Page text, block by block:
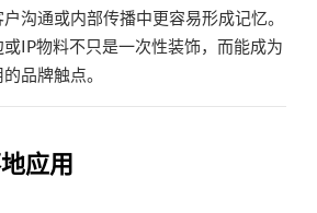
沟通或内部传播中更容易形成记忆。
IP物料不只是一次性装饰，而能成为
品牌触点。
应用